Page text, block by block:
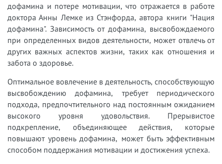
дофамина и потере мотивации, что отражается в работе
доктора Анны Лемке из Стэнфорда, автора книги "Нация
дофамина". Зависимость от дофамина, высвобождаемого
при определенных видов деятельности, может отвлечь от
других важных аспектов жизни, таких как отношения и
забота о здоровье.
Оптимальное вовлечение в деятельность, способствующую
высвобождению дофамина, требует периодического
подхода, предпочтительного над постоянным ожиданием
высокого уровня удовольствия. Прерывистое
подкрепление, объединяющее действия, которые
повышают уровень дофамина, может быть эффективным
способом поддержания мотивации и достижения успеха.